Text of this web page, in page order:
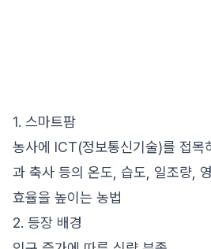
1. 스마트팜
농사에 ICT(정보통신기술)를 접목
과 축사 등의 온도, 습도, 일조량,
효율을 높이는 농법
2. 등장 배경